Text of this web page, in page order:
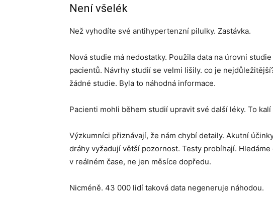
Není všelék
Než vyhodíte své antihypertenzní pilulky. Zastávka.
Nová studie má nedostatky. Použila data na úrovni
pacientů. Návrhy studií se velmi lišily. co je
žádné studie. Byla to náhodná informace.
Pacienti mohli během studií upravit své další léky. To kalí
Výzkumníci přiznávají, že nám chybí detaily. Akutní
dráhy vyžadují větší pozornost. Testy probíhají.
v reálném čase, ne jen měsíce dopředu.
Nicméně. 43 000 lidí taková data negeneruje náhodou.